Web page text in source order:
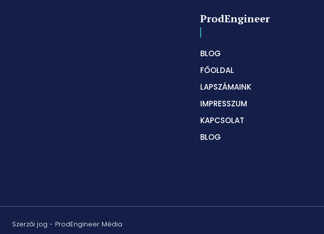
ProdEngineer
BLOG
FŐOLDAL
LAPSZÁMAINK
IMPRESSZUM
KAPCSOLAT
BLOG
Szerzői jog - ProdEngineer Média